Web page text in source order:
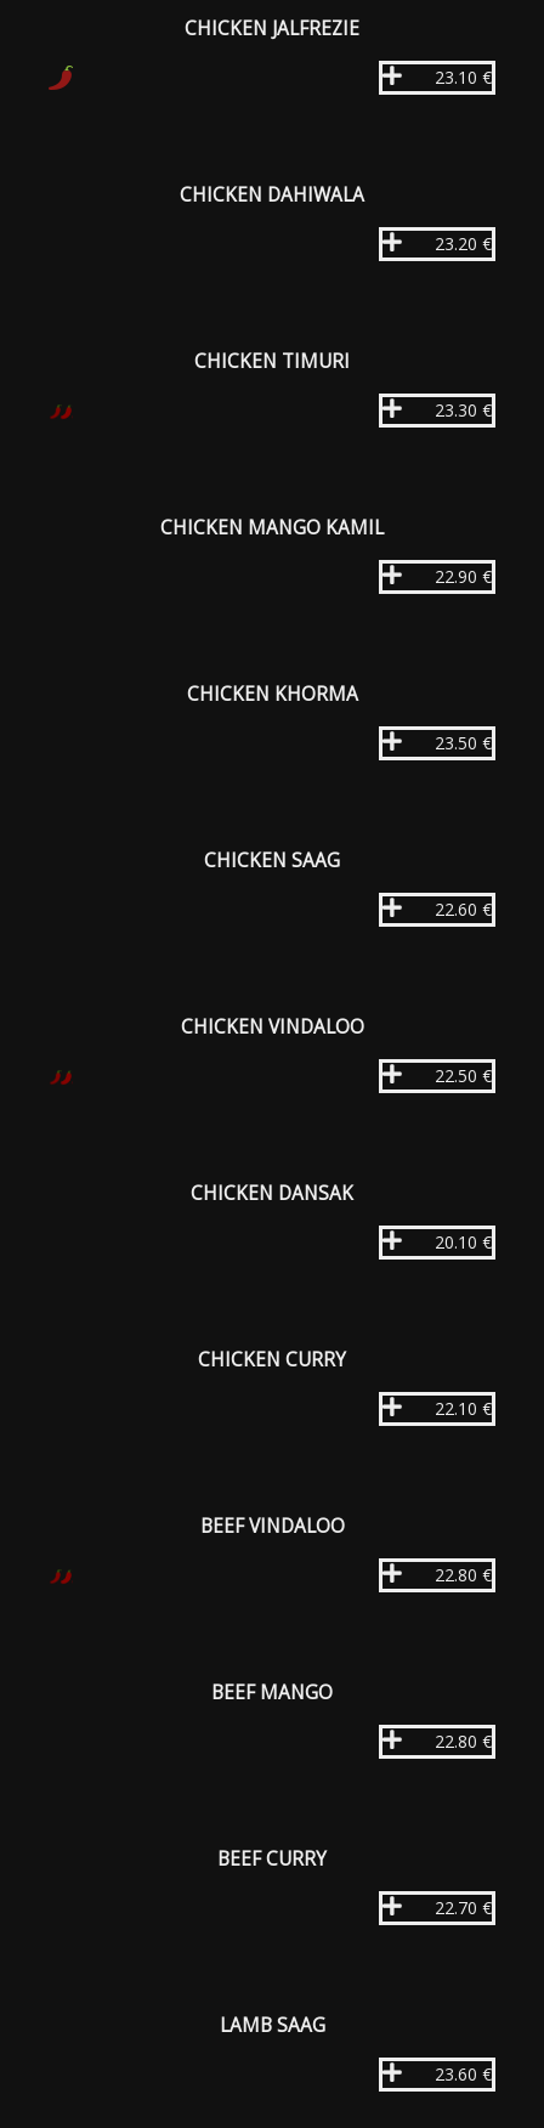
CHICKEN JALFREZIE
23.10 €
CHICKEN DAHIWALA
23.20 €
CHICKEN TIMURI
23.30 €
CHICKEN MANGO KAMIL
22.90 €
CHICKEN KHORMA
23.50 €
CHICKEN SAAG
22.60 €
CHICKEN VINDALOO
22.50 €
CHICKEN DANSAK
20.10 €
CHICKEN CURRY
22.10 €
BEEF VINDALOO
22.80 €
BEEF MANGO
22.80 €
BEEF CURRY
22.70 €
LAMB SAAG
23.60 €